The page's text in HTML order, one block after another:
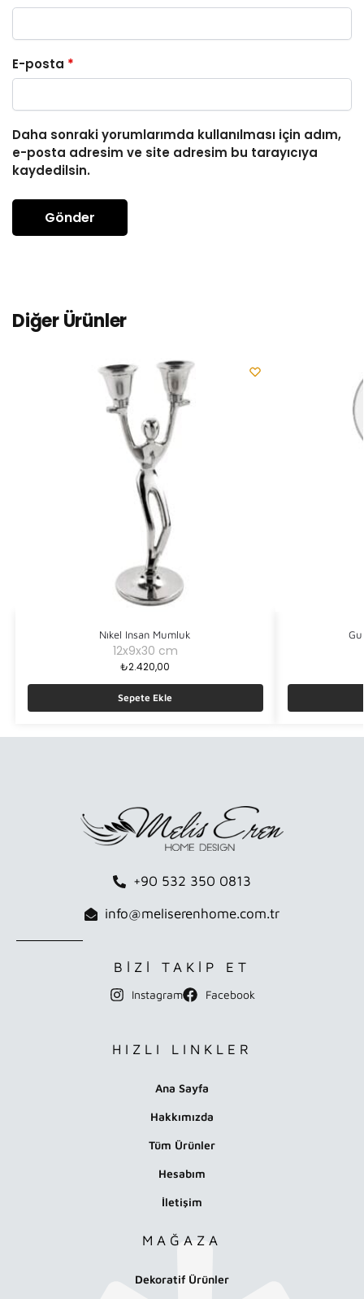
E-posta *
Daha sonraki yorumlarımda kullanılması için adım,
e-posta adresim ve site adresim bu tarayıcıya
kaydedilsin.
Diğer Ürünler
Nıkel Insan Mumluk
12x9x30 cm
₺2.420,00
Sepete Ekle
+90 532 350 0813
info@meliserenhome.com.tr
BİZİ TAKİP ET
Instagram Facebook
HIZLI LINKLER
Ana Sayfa
Hakkımızda
Tüm Ürünler
Hesabım
İletişim
MAĞAZA
Dekoratif Ürünler